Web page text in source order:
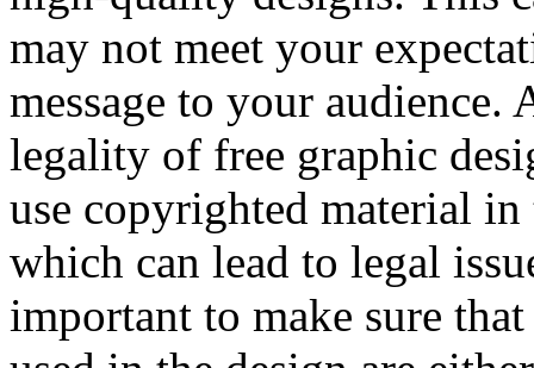
may not meet your
message to your audience.
legality of free graphic
use copyrighted material
which can lead to legal
important to make sure